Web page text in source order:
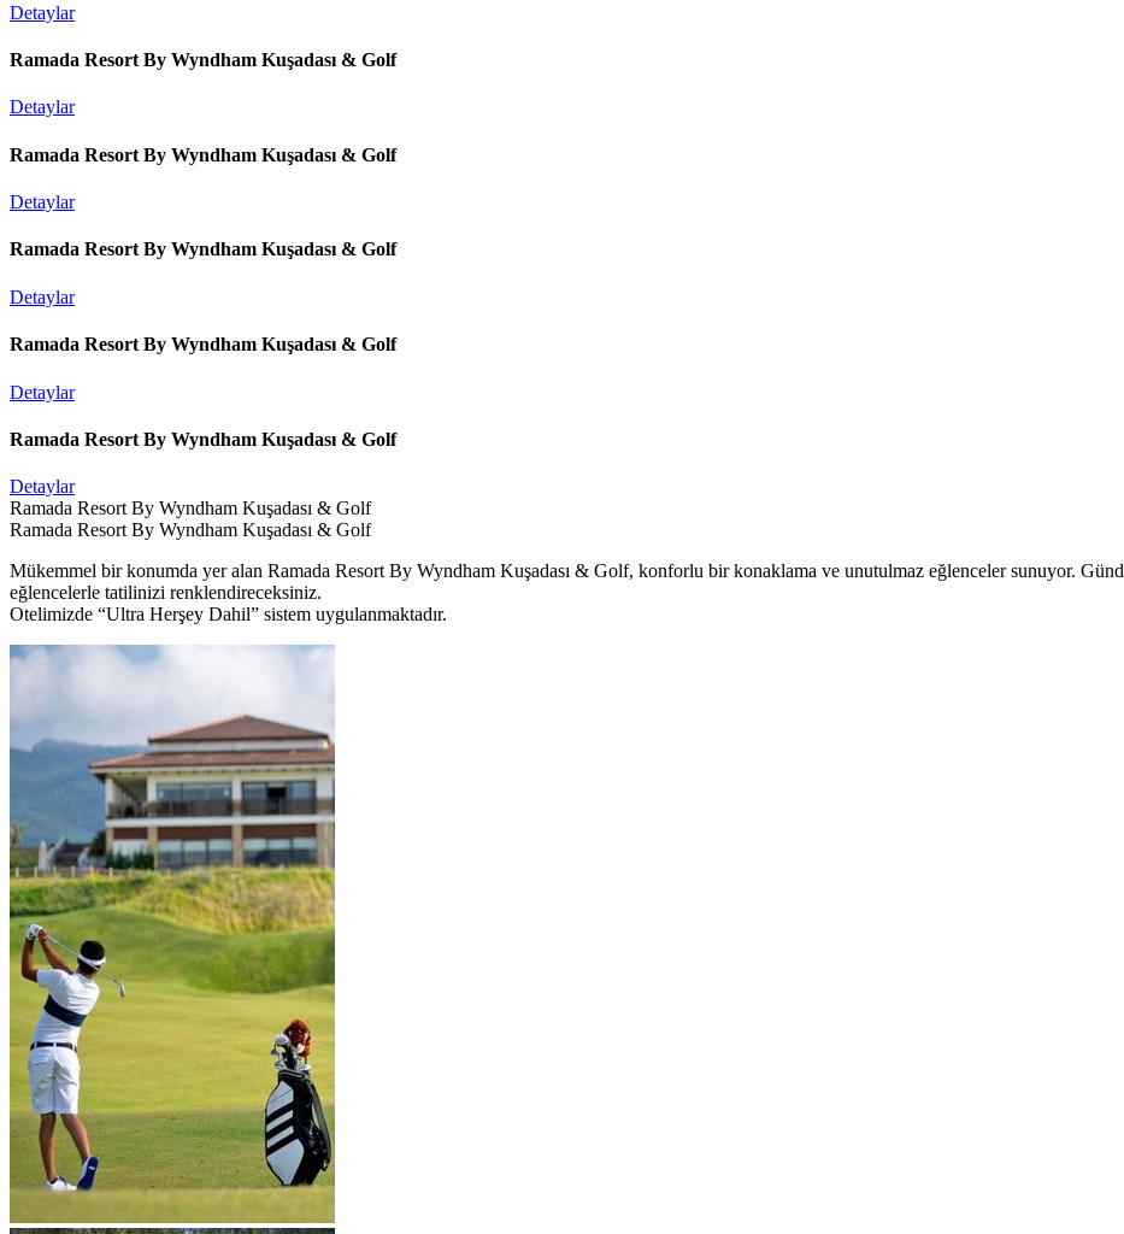
Detaylar
Ramada Resort By Wyndham Kuşadası & Golf
Detaylar
Ramada Resort By Wyndham Kuşadası & Golf
Detaylar
Ramada Resort By Wyndham Kuşadası & Golf
Detaylar
Ramada Resort By Wyndham Kuşadası & Golf
Detaylar
Ramada Resort By Wyndham Kuşadası & Golf
Detaylar
Ramada Resort By Wyndham Kuşadası & Golf
Ramada Resort By Wyndham Kuşadası & Golf
Mükemmel bir konumda yer alan Ramada Resort By Wyndham Kuşadası & Golf, konforlu bir konaklama ve unutulmaz eğlenceler sunuyor.
eğlencelerle tatilinizi renklendireceksiniz.
Otelimizde “Ultra Herşey Dahil” sistem uygulanmaktadır.